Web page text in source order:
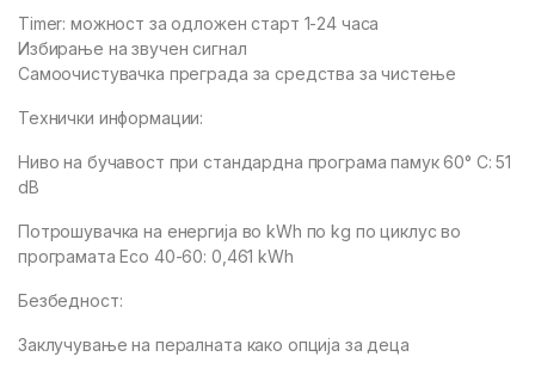
Timer: можност за одложен старт 1-24 часа
Избирање на звучен сигнал
Самоочистувачка преграда за средства за чистење
Технички информации:
Ниво на бучавост при стандардна програма памук 60° C: 51
dB
Потрошувачка на енергија во kWh по kg по циклус во
програмата Eco 40-60: 0,461 kWh
Безбедност:
Заклучување на пералната како опција за деца